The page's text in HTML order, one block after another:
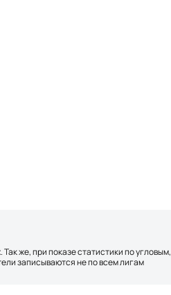
же, при показе статистики по
записываются не по всем лигам